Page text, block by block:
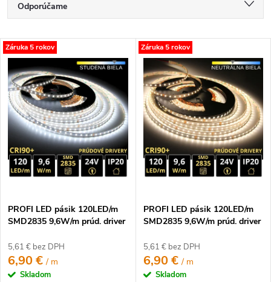
a
d
e
n
i
e
p
r
o
d
k
t
o
v
Odporúčame
Najdrahšie
Najpredávanejšie
Abecedne
V
ý
p
i
s
p
r
o
d
k
o
v
Záruka 5 rokov
PROFI LED pásik 120LED/m
SMD2835 9,6W/m prúd. driver
5,61 € bez DPH
6,90 €/ m
Skladom
Záruka 5 rokov
PROFI LED pásik 120LED/m
SMD2835 9,6W/m prúd. driver
5,61 € bez DPH
6,90 €/ m
Skladom